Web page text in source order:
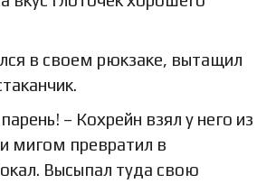
в своем рюкзаке, вытащил
– Кохрейн взял у него из
и мигом превратил в
Высыпал туда свою